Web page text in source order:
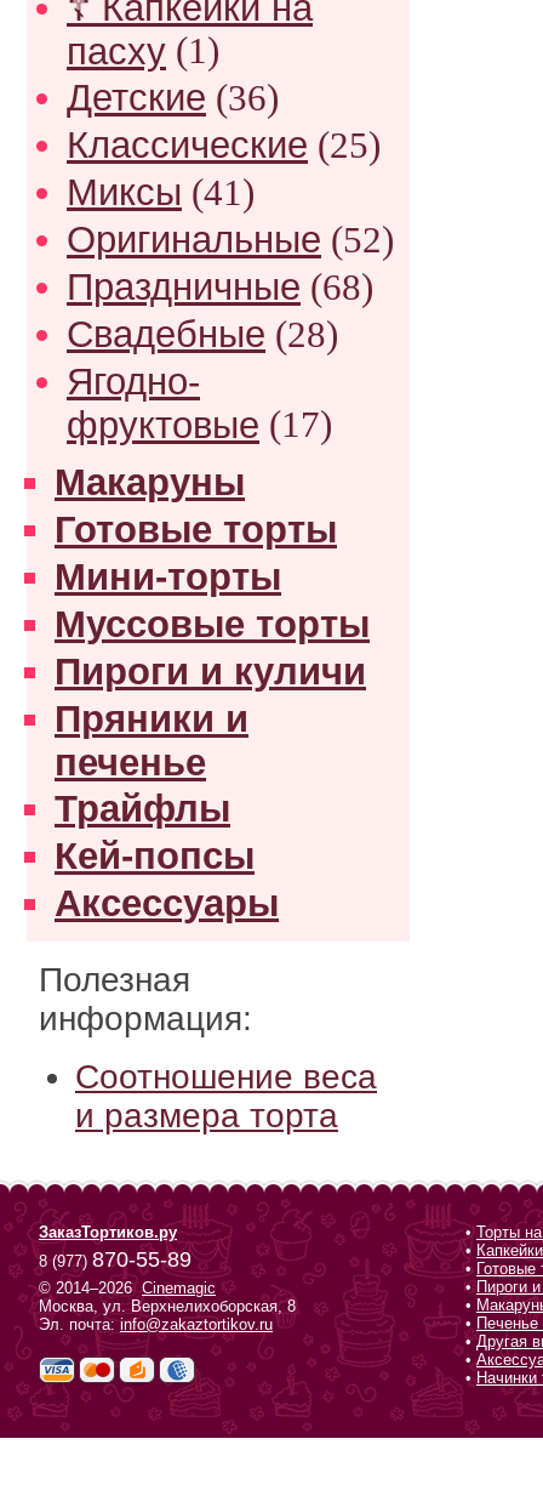
пасху (1)
Детские (36)
Классические (25)
Миксы (41)
Оригинальные (52)
Праздничные (68)
Свадебные (28)
Ягодно-
фруктовые (17)
Макаруны
Готовые торты
Мини-торты
Муссовые торты
Пироги и куличи
Пряники и
печенье
Трайфлы
Кей-попсы
Аксессуары
Полезная
информация:
Соотношение веса
и размера торта
ЗаказТортиков.ру
8 (977) 870-55-89
© 2014–2026Cinemagic
Москва, ул. Верхнелихоборская, 8
Эл. почта:info@zakaztortikov.ru
•Торты на
•
• Готовые
•Пироги
•
• Печенье
•Другая
•
•Начинки